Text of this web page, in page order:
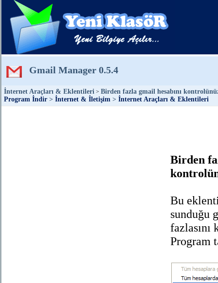
Gmail Manager 0.5.4
İnternet Araçları & Eklentileri > Birden fazla gmail hesabını
Program İndir > İnternet & İletişim > İnternet Araçları & Eklentileri
Birden
Bu
sunduğu
Program